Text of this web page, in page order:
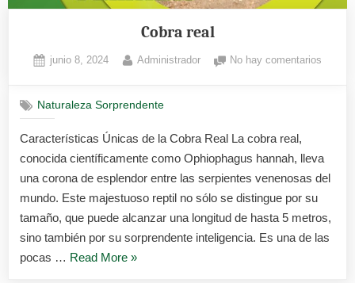
Cobra real
Posted
junio 8, 2024 By
Administrador No hay comentarios
Naturaleza Sorprendente
Características Únicas de la Cobra Real La cobra real,
conocida científicamente como Ophiophagus hannah, lleva
una corona de esplendor entre las serpientes venenosas del
mundo. Este majestuoso reptil no sólo se distingue por su
tamaño, que puede alcanzar una longitud de hasta 5 metros,
sino también por su sorprendente inteligencia. Es una de las
pocas … Read More«Cobra
»